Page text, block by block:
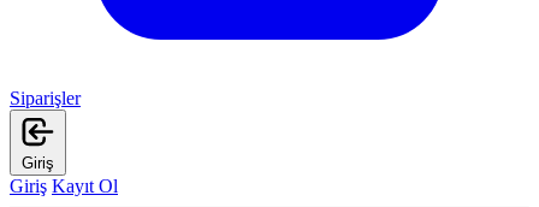
Siparişler
Giriş
Giriş Kayıt Ol